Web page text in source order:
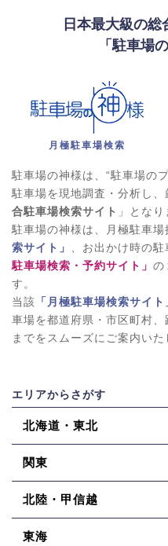
日本最大級の総
「駐車場
月極駐車場検索
駐車場の神様は、“駐車場の
駐車場を現地調査・分析し、
合駐車場検索サイト 」となり
駐車場の神様は、月極駐車場
索サイト」
、お出かけ時の
駐車場検索・予約サイト」 の
す。
当該 「月極駐車場検索サイト
車場を都道府県・市区町村
までをスムーズにご案内いた
エリアからさがす
北海道・東北
関東
北陸・甲信越
東海